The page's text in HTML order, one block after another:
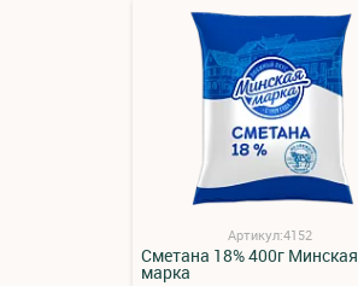
Артикул:4152
Сметана 18% 400г Минская
марка